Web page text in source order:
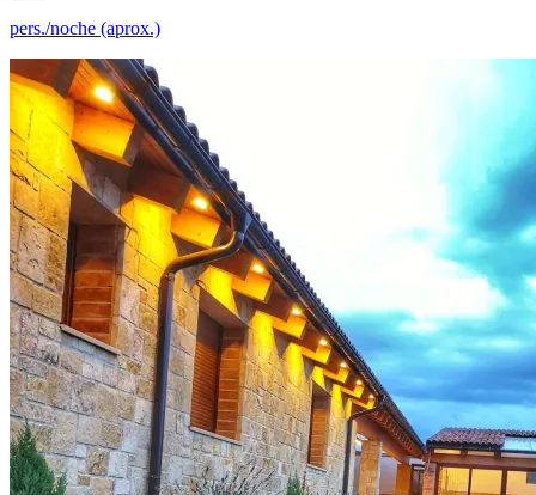
pers./noche (aprox.)